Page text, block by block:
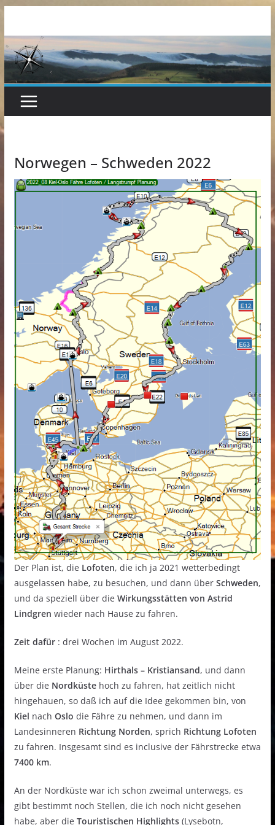
springen
Norwegen – Schweden 2022
Der Plan ist, die Lofoten, die ich ja 2021 wetterbedingt
ausgelassen habe, zu besuchen, und dann über Schweden,
und da speziell über die Wirkungsstätten von Astrid
Lindgren wieder nach Hause zu fahren.
Zeit dafür: drei Wochen im August 2022.
Meine erste Planung: Hirthals – Kristiansand, und dann
über die Nordküstehoch zu fahren, hat zeitlich nicht
hingehauen, so daß ich auf die Idee gekommen bin, von
Kiel nach Oslo die Fähre zu nehmen, und dann im
Landesinneren Richtung Norden, sprich Richtung Lofoten
zu fahren. Insgesamt sind es inclusive der Fährstrecke etwa
7400 km.
An der Nordküste war ich schon zweimal unterwegs, es
gibt bestimmt noch Stellen, die ich noch nicht gesehen
habe, aber die Touristischen Highlights(Lysebotn,